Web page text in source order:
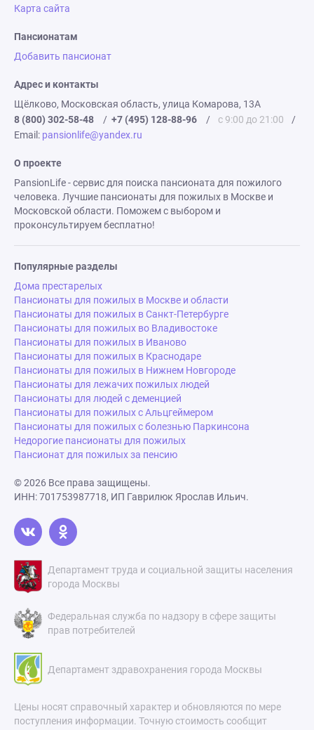
Карта сайта
Пансионатам
Добавить пансионат
Адрес и контакты
Щёлково, Московская область, улица Комарова, 13А
8 (800) 302-58-48
/ +7 (495) 128-88-96 / с 9:00 до 21:00
/
Email: pansionlife@yandex.ru
О проекте
PansionLife - сервис для поиска пансионата для пожилого
человека. Лучшие пансионаты для пожилых в Москве и
Московской области. Поможем с выбором и
проконсультируем бесплатно!
Популярные разделы
Дома престарелых
Пансионаты для пожилых в Москве и области
Пансионаты для пожилых в Санкт-Петербурге
Пансионаты для пожилых во Владивостоке
Пансионаты для пожилых в Иваново
Пансионаты для пожилых в Краснодаре
Пансионаты для пожилых в Нижнем Новгороде
Пансионаты для лежачих пожилых людей
Пансионаты для людей с деменцией
Пансионаты для пожилых с Альцгеймером
Пансионаты для пожилых с болезнью Паркинсона
Недорогие пансионаты для пожилых
Пансионат для пожилых за пенсию
© 2026 Все права защищены.
ИНН: 701753987718, ИП Гаврилюк Ярослав Ильич.
Департамент труда и социальной защиты населения
города Москвы
Федеральная служба по надзору в сфере защиты
прав потребителей
Департамент здравохранения города Москвы
Цены носят справочный характер и обновляются по мере
поступления информации. Точную стоимость сообщит